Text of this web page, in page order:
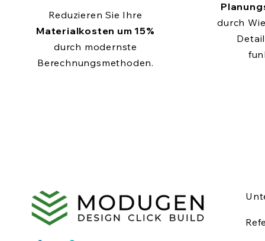
Reduzieren Sie Ihre
Materialkosten um 15%
durch modernste
Berechnungsmethoden.
durch